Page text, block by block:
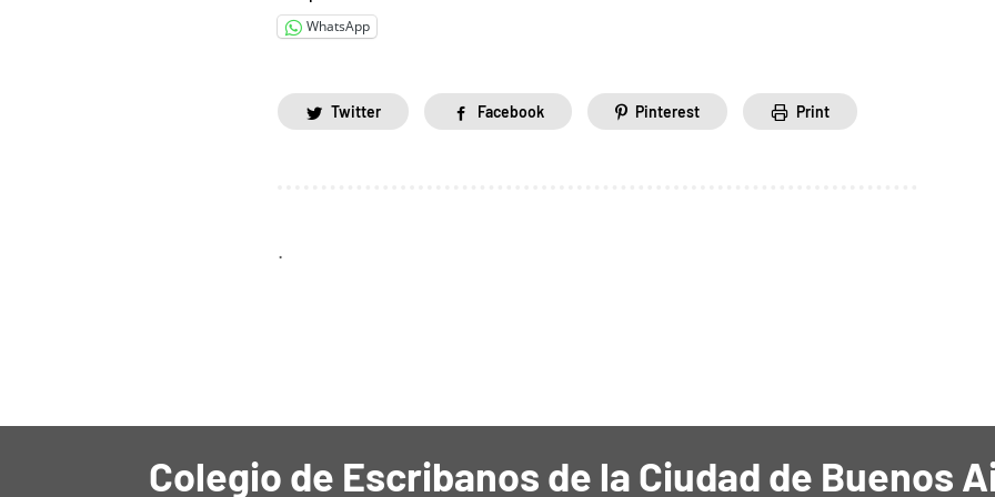
WhatsApp
Twitter Facebook Pinterest Print
.
Colegio de Escribanos de la Ciudad de Buenos